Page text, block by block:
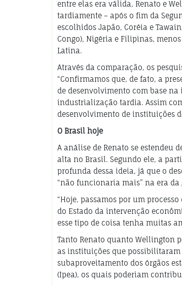
entre elas era válida, Renato e
tardiamente – após o fim da
escolhidos Japão, Coréia e
Congo), Nigéria e Filipinas,
Latina.
Através da comparação, os
“Confirmamos que, de fato, a
de desenvolvimento com base
industrialização tardia. Assim
desenvolvimento de instituições
O Brasil hoje
A análise de Renato se estendeu
alta no Brasil. Segundo ele, a
profunda dessa ideia, já que o
“não funcionaria mais” na era
“Hoje, passamos por um
do Estado da intervenção
esse tipo de coisa tenha muitas
Tanto Renato quanto Wellington
as instituições que possibilitaram
subaproveitamento dos órgãos
(Ipea), os quais poderiam